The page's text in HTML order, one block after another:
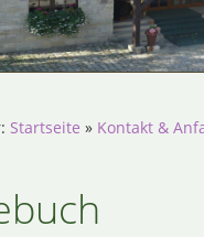
Startseite » Kontakt &